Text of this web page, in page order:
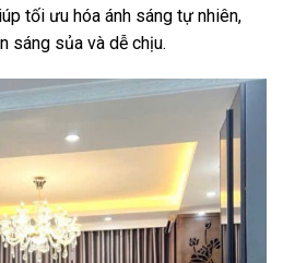
tối ưu hóa ánh sáng tự nhiên,
sáng sủa và dễ chịu.